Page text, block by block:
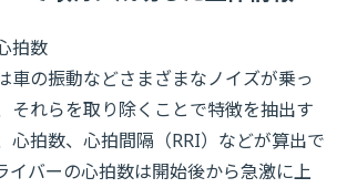
拍数
車の振動などさまざまなノイズが乗っ
それらを取り除くことで特徴を抽出す
心拍数、心拍間隔（RRI）などが算出で
イバーの心拍数は開始後から急激に上